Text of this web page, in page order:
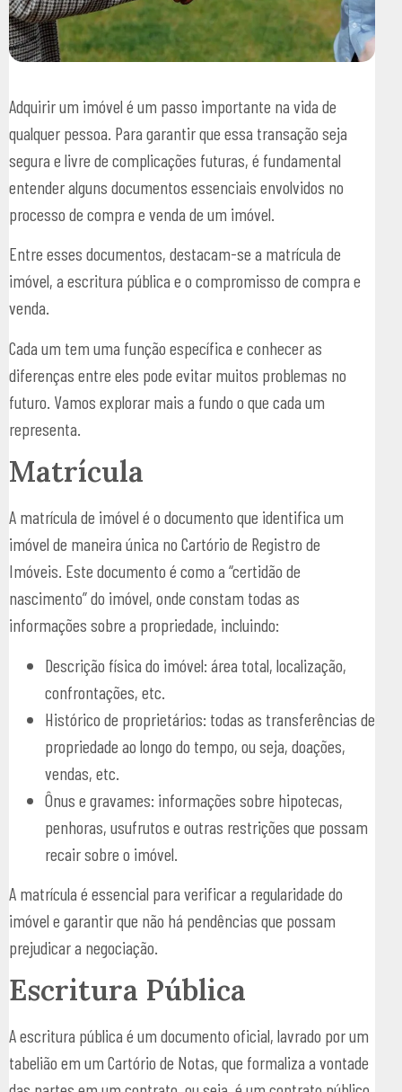
Adquirir um imóvel é um passo importante na vida de
qualquer pessoa. Para garantir que essa transação seja
segura e livre de complicações futuras, é fundamental
entender alguns documentos essenciais envolvidos no
processo de compra e venda de um imóvel.
Entre esses documentos, destacam-se a matrícula de
imóvel, a escritura pública e o compromisso de compra e
venda.
Cada um tem uma função específica e conhecer as
diferenças entre eles pode evitar muitos problemas no
futuro. Vamos explorar mais a fundo o que cada um
representa.
Matrícula
A matrícula de imóvel é o documento que identifica um
imóvel de maneira única no Cartório de Registro de
Imóveis. Este documento é como a “certidão de
nascimento” do imóvel, onde constam todas as
informações sobre a propriedade, incluindo:
Descrição física do imóvel: área total, localização,
confrontações, etc.
Histórico de proprietários: todas as transferências de
propriedade ao longo do tempo, ou seja, doações,
vendas, etc.
Ônus e gravames: informações sobre hipotecas,
penhoras, usufrutos e outras restrições que possam
recair sobre o imóvel.
A matrícula é essencial para verificar a regularidade do
imóvel e garantir que não há pendências que possam
prejudicar a negociação.
Escritura Pública
A escritura pública é um documento oficial, lavrado por um
tabelião em um Cartório de Notas, que formaliza a vontade